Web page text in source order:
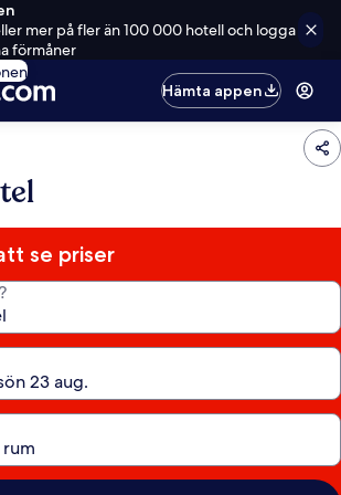
mer på fler än 100 000 hotell och logga
förmåner
Hämta appen
se priser